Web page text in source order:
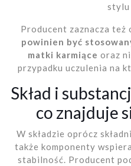
stylu
Producent zaznacza
powinien być
matki karmiące oraz
przypadku uczulenia na
Skład i
co znajduje
W składzie oprócz
także komponenty
stabilność. Producent